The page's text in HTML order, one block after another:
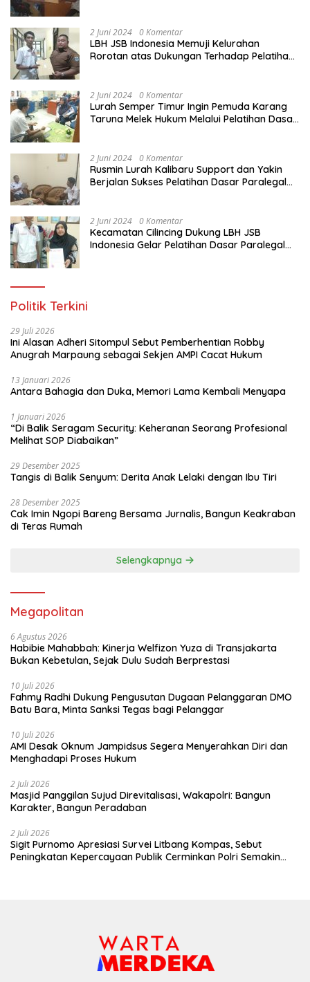
2 Juni 2024 0 Komentar
LBH JSB Indonesia Memuji Kelurahan
Rorotan atas Dukungan Terhadap Pelatihan
2 Juni 2024 0 Komentar
Lurah Semper Timur Ingin Pemuda Karang
Taruna Melek Hukum Melalui Pelatihan Dasar
2 Juni 2024 0 Komentar
Rusmin Lurah Kalibaru Support dan Yakin
Berjalan Sukses Pelatihan Dasar Paralegal
2 Juni 2024 0 Komentar
Kecamatan Cilincing Dukung LBH JSB
Indonesia Gelar Pelatihan Dasar Paralegal
Politik Terkini
29 Juli 2026
Ini Alasan Adheri Sitompul Sebut Pemberhentian Robby
Anugrah Marpaung sebagai Sekjen AMPI Cacat Hukum
13 Januari 2026
Antara Bahagia dan Duka, Memori Lama Kembali Menyapa
1 Januari 2026
“Di Balik Seragam Security: Keheranan Seorang Profesional
Melihat SOP Diabaikan”
29 Desember 2025
Tangis di Balik Senyum: Derita Anak Lelaki dengan Ibu Tiri
28 Desember 2025
Cak Imin Ngopi Bareng Bersama Jurnalis, Bangun Keakraban
di Teras Rumah
Selengkapnya
Megapolitan
6 Agustus 2026
Habibie Mahabbah: Kinerja Welfizon Yuza di Transjakarta
Bukan Kebetulan, Sejak Dulu Sudah Berprestasi
10 Juli 2026
Fahmy Radhi Dukung Pengusutan Dugaan Pelanggaran DMO
Batu Bara, Minta Sanksi Tegas bagi Pelanggar
10 Juli 2026
AMI Desak Oknum Jampidsus Segera Menyerahkan Diri dan
Menghadapi Proses Hukum
2 Juli 2026
Masjid Panggilan Sujud Direvitalisasi, Wakapolri: Bangun
Karakter, Bangun Peradaban
2 Juli 2026
Sigit Purnomo Apresiasi Survei Litbang Kompas, Sebut
Peningkatan Kepercayaan Publik Cerminkan Polri Semakin